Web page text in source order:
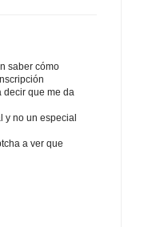
saber cómo
decir que me da
y no un especial
a ver que